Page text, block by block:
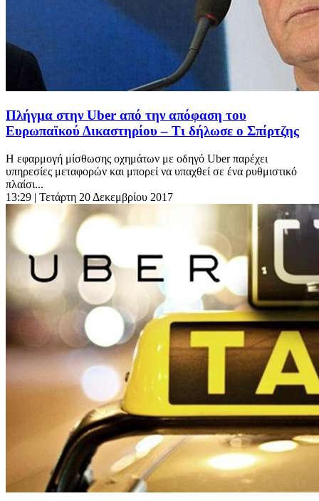
Πλήγμα στην Uber από την απόφαση του
Ευρωπαϊκού Δικαστηρίου – Τι δήλωσε ο Σπίρτζης
Η εφαρμογή μίσθωσης οχημάτων με οδηγό Uber παρέχει
υπηρεσίες μεταφορών και μπορεί να υπαχθεί σε ένα ρυθμιστικό
πλαίσι...
13:29 | Τετάρτη 20 Δεκεμβρίου 2017